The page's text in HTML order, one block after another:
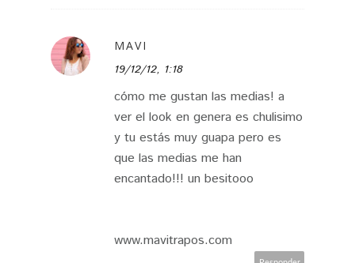
MAVI
19/12/12, 1:18
cómo me gustan las medias! a
ver el look en genera es chulisimo
y tu estás muy guapa pero es
que las medias me han
encantado!!! un besitooo
www.mavitrapos.com